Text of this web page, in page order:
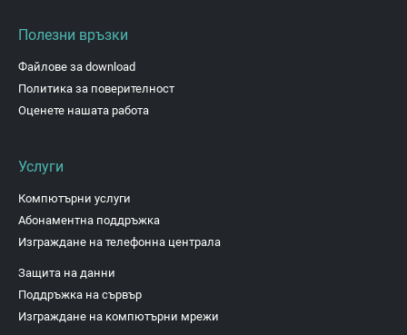
Полезни връзки
Файлове за download
Политика за поверителност
Оценете нашата работа
Услуги
Компютърни услуги
Абонаментна поддръжка
Изграждане на телефонна централа
Защита на данни
Поддръжка на сървър
Изграждане на компютърни мрежи